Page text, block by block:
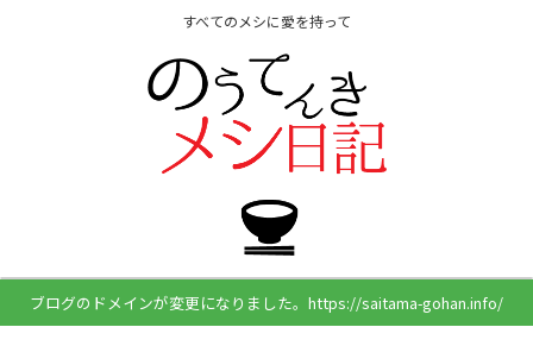
すべてのメシに愛を持って
ブログのドメインが変更になりました。https://saitama-gohan.info/